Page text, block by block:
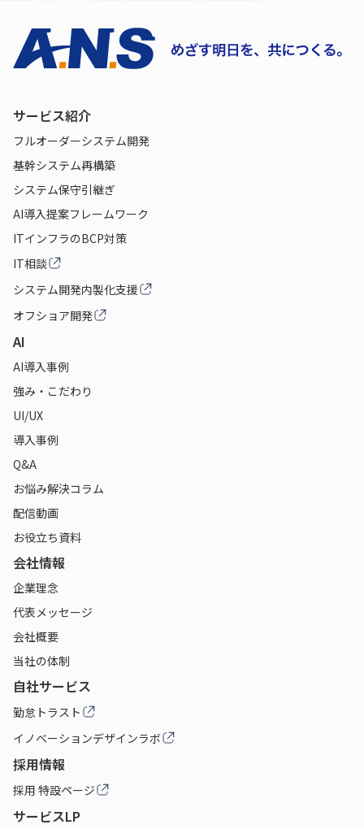
サービス紹介
フルオーダーシステム開発
基幹システム再構築
システム保守引継ぎ
AI導入提案フレームワーク
ITインフラのBCP対策
IT相談
システム開発内製化支援
オフショア開発
AI
AI導入事例
強み・こだわり
UI/UX
導入事例
Q&A
お悩み解決コラム
配信動画
お役立ち資料
会社情報
企業理念
代表メッセージ
会社概要
当社の体制
自社サービス
勤怠トラスト
イノベーションデザインラボ
採用情報
採用 特設ページ
サービスLP